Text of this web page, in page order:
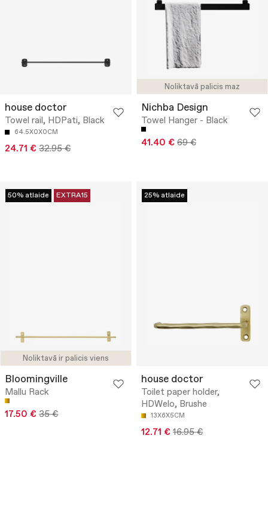
house doctor
Towel rail, HDPati, Black
64.5X0X0CM
24.71 € 32.95 €
Noliktavā palicis maz
Nichba Design
Towel Hanger - Black
41.40 € 69 €
Noliktavā ir palicis viens
50% atlaide EXTRA15
Bloomingville
Mallu Rack
17.50 € 35 €
25% atlaide
house doctor
Toilet paper holder,
HDWelo, Brushe
13X6X5CM
12.71 € 16.95 €